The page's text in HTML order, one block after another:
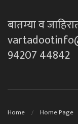
बातम्या व
94207 44842
Home Home Page